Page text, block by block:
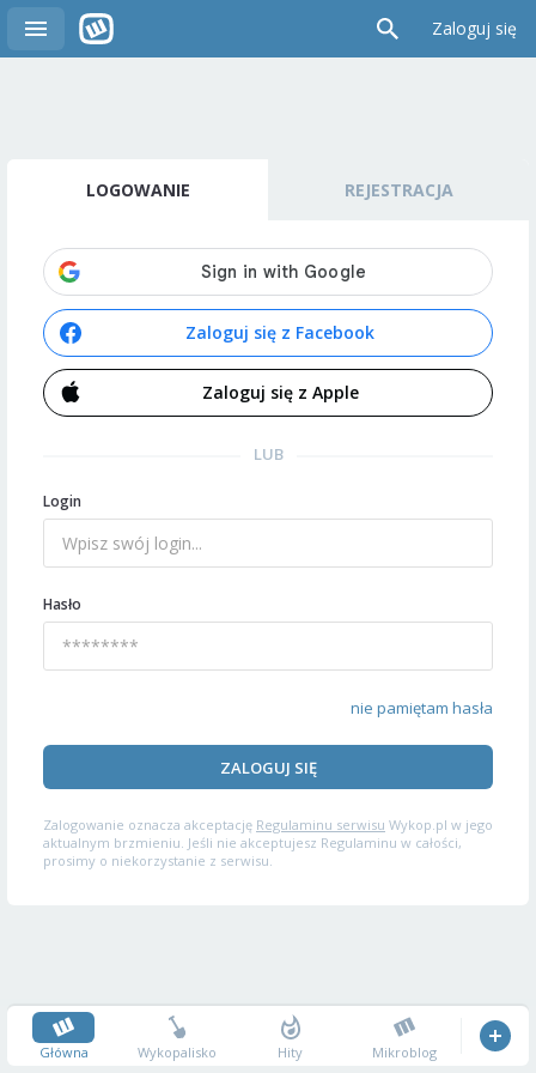
Zaloguj się
LOGOWANIE REJESTRACJA
Zaloguj się z Facebook
Zaloguj się z Apple
LUB
Login
Hasło
nie pamiętam hasła
ZALOGUJ SIĘ
Zalogowanie oznacza akceptację Regulaminu serwisu Wykop.pl w jego
aktualnym brzmieniu. Jeśli nie akceptujesz Regulaminu w całości,
prosimy o niekorzystanie z serwisu.
Główna Wykopalisko Hity Mikroblog